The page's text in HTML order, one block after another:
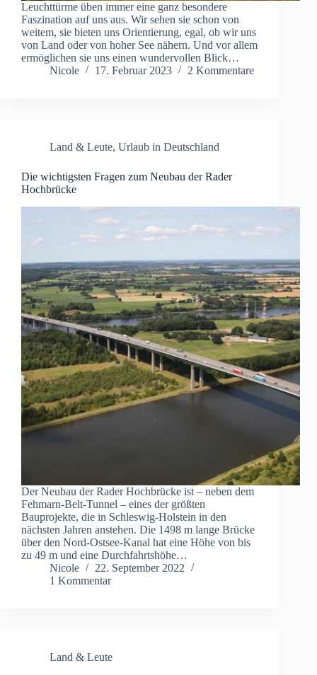
Leuchttürme üben immer eine ganz besondere
Faszination auf uns aus. Wir sehen sie schon von
weitem, sie bieten uns Orientierung, egal, ob wir uns
von Land oder von hoher See nähern. Und vor allem
ermöglichen sie uns einen wundervollen Blick…
Nicole
17. Februar 2023 2 Kommentare
Land & Leute, Urlaub in Deutschland
Die wichtigsten Fragen zum Neubau der Rader
Hochbrücke
Der Neubau der Rader Hochbrücke ist – neben dem
Fehmarn-Belt-Tunnel – eines der größten
Bauprojekte, die in Schleswig-Holstein in den
nächsten Jahren anstehen. Die 1498 m lange Brücke
über den Nord-Ostsee-Kanal hat eine Höhe von bis
zu 49 m und eine Durchfahrtshöhe…
Nicole
22. September 2022
1 Kommentar
Land & Leute